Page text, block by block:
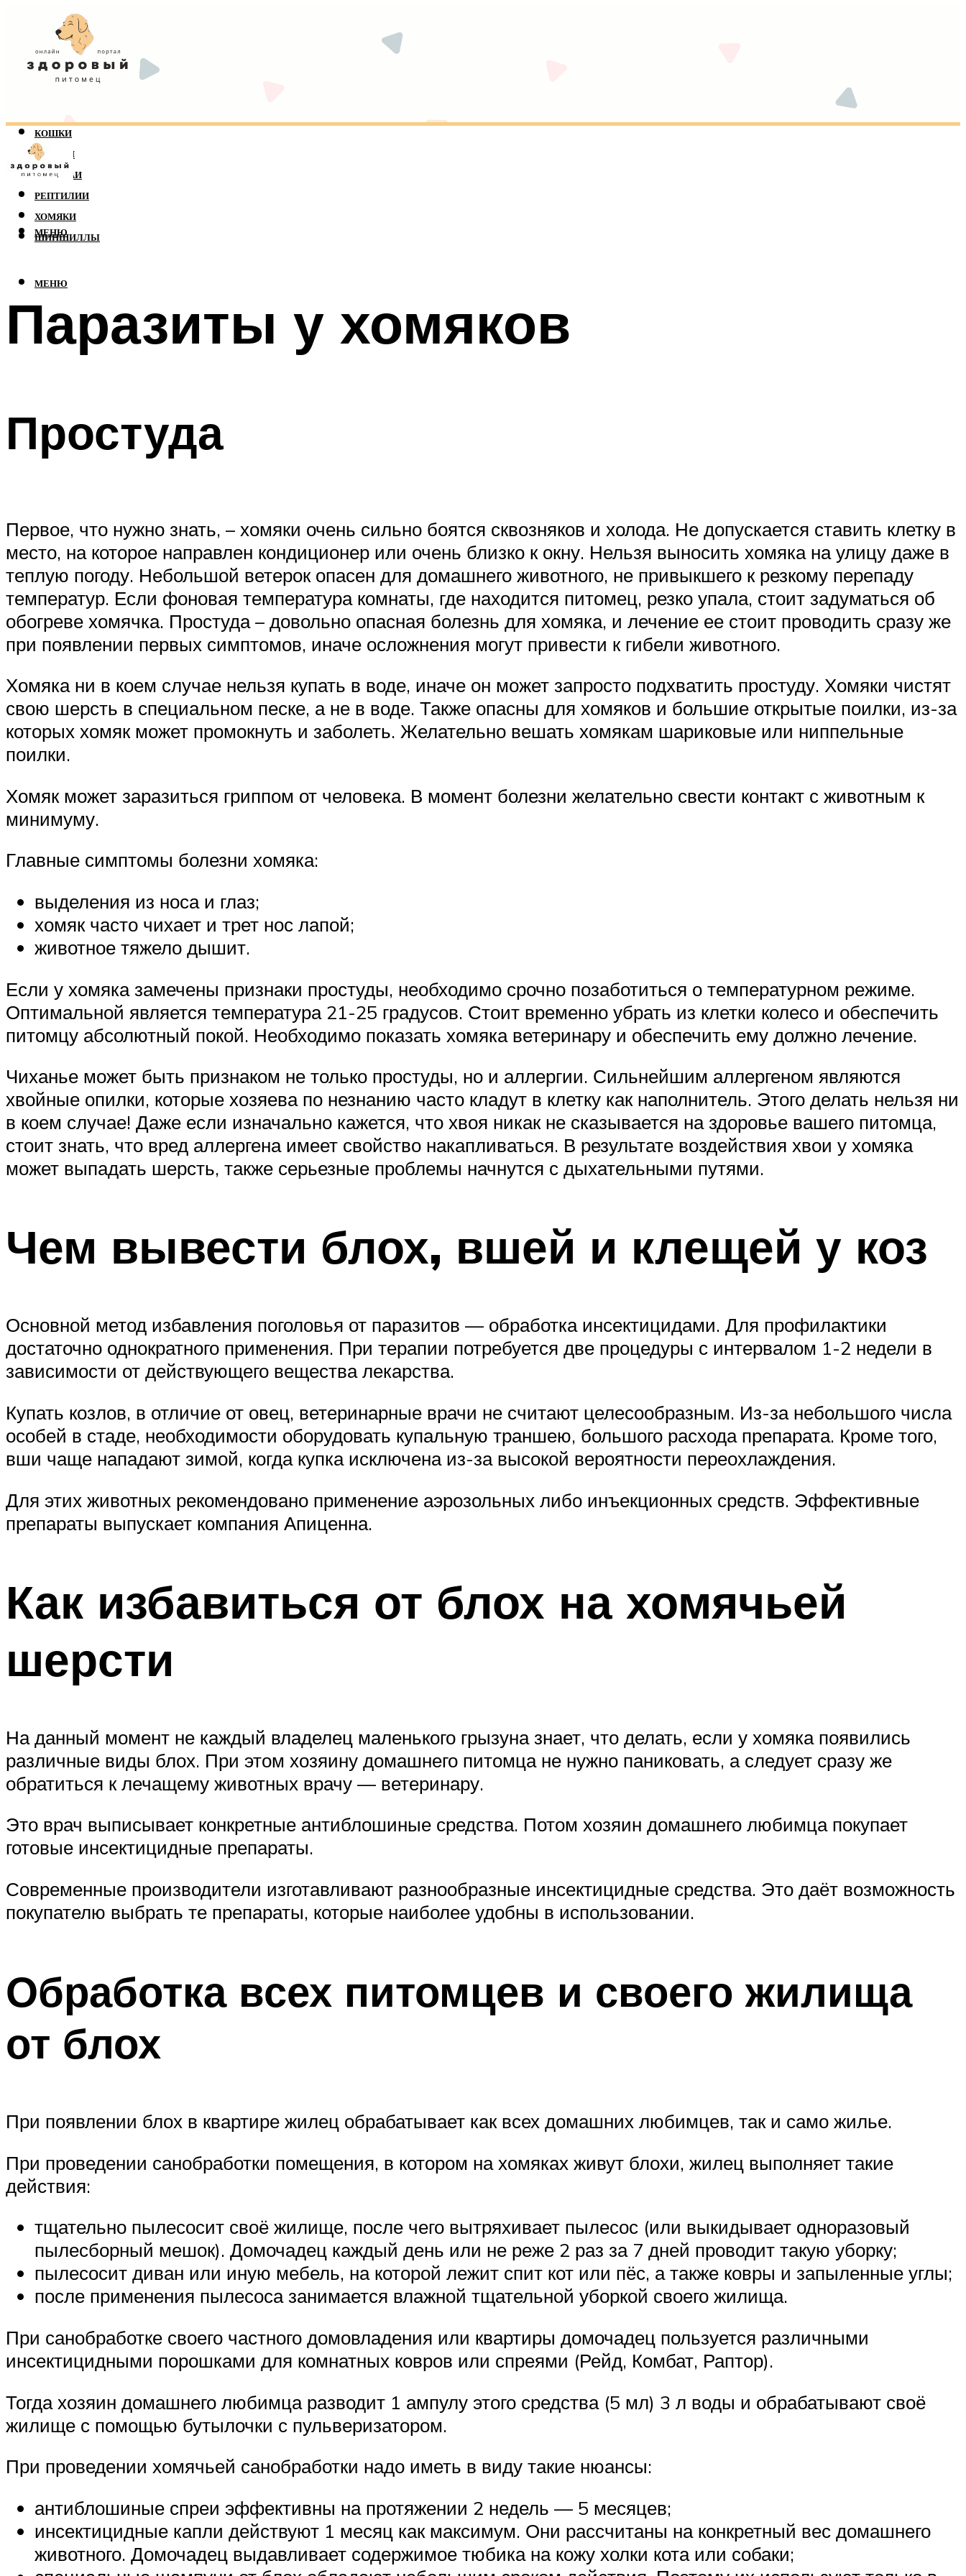
КОШКИ
СОБАКИ
ПОПУГАИ
РЕПТИЛИИ
ХОМЯКИ
ШИНШИЛЛЫ
МЕНЮ
МЕНЮ
Паразиты у хомяков
Простуда
Первое, что нужно знать, – хомяки очень сильно боятся сквозняков и холода. Не допускается ставить клетку в
место, на которое направлен кондиционер или очень близко к окну. Нельзя выносить хомяка на улицу даже в
теплую погоду. Небольшой ветерок опасен для домашнего животного, не привыкшего к резкому перепаду
температур. Если фоновая температура комнаты, где находится питомец, резко упала, стоит задуматься об
обогреве хомячка. Простуда – довольно опасная болезнь для хомяка, и лечение ее стоит проводить сразу же
при появлении первых симптомов, иначе осложнения могут привести к гибели животного.
Хомяка ни в коем случае нельзя купать в воде, иначе он может запросто подхватить простуду. Хомяки чистят
свою шерсть в специальном песке, а не в воде. Также опасны для хомяков и большие открытые поилки, из-за
которых хомяк может промокнуть и заболеть. Желательно вешать хомякам шариковые или ниппельные
поилки.
Хомяк может заразиться гриппом от человека. В момент болезни желательно свести контакт с животным к
минимуму.
Главные симптомы болезни хомяка:
выделения из носа и глаз;
хомяк часто чихает и трет нос лапой;
животное тяжело дышит.
Если у хомяка замечены признаки простуды, необходимо срочно позаботиться о температурном режиме.
Оптимальной является температура 21-25 градусов. Стоит временно убрать из клетки колесо и обеспечить
питомцу абсолютный покой. Необходимо показать хомяка ветеринару и обеспечить ему должно лечение.
Чиханье может быть признаком не только простуды, но и аллергии. Сильнейшим аллергеном являются
хвойные опилки, которые хозяева по незнанию часто кладут в клетку как наполнитель. Этого делать нельзя ни
в коем случае! Даже если изначально кажется, что хвоя никак не сказывается на здоровье вашего питомца,
стоит знать, что вред аллергена имеет свойство накапливаться. В результате воздействия хвои у хомяка
может выпадать шерсть, также серьезные проблемы начнутся с дыхательными путями.
Чем вывести блох, вшей и клещей у коз
Основной метод избавления поголовья от паразитов — обработка инсектицидами. Для профилактики
достаточно однократного применения. При терапии потребуется две процедуры с интервалом 1-2 недели в
зависимости от действующего вещества лекарства.
Купать козлов, в отличие от овец, ветеринарные врачи не считают целесообразным. Из-за небольшого числа
особей в стаде, необходимости оборудовать купальную траншею, большого расхода препарата. Кроме того,
вши чаще нападают зимой, когда купка исключена из-за высокой вероятности переохлаждения.
Для этих животных рекомендовано применение аэрозольных либо инъекционных средств. Эффективные
препараты выпускает компания Апиценна.
Как избавиться от блох на хомячьей
шерсти
На данный момент не каждый владелец маленького грызуна знает, что делать, если у хомяка появились
различные виды блох. При этом хозяину домашнего питомца не нужно паниковать, а следует сразу же
обратиться к лечащему животных врачу — ветеринару.
Это врач выписывает конкретные антиблошиные средства. Потом хозяин домашнего любимца покупает
готовые инсектицидные препараты.
Современные производители изготавливают разнообразные инсектицидные средства. Это даёт возможность
покупателю выбрать те препараты, которые наиболее удобны в использовании.
Обработка всех питомцев и своего жилища
от блох
При появлении блох в квартире жилец обрабатывает как всех домашних любимцев, так и само жилье.
При проведении санобработки помещения, в котором на хомяках живут блохи, жилец выполняет такие
действия:
тщательно пылесосит своё жилище, после чего вытряхивает пылесос (или выкидывает одноразовый
пылесборный мешок). Домочадец каждый день или не реже 2 раз за 7 дней проводит такую уборку;
пылесосит диван или иную мебель, на которой лежит спит кот или пёс, а также ковры и запыленные углы;
после применения пылесоса занимается влажной тщательной уборкой своего жилища.
При санобработке своего частного домовладения или квартиры домочадец пользуется различными
инсектицидными порошками для комнатных ковров или спреями (Рейд, Комбат, Раптор).
Тогда хозяин домашнего любимца разводит 1 ампулу этого средства (5 мл) 3 л воды и обрабатывают своё
жилище с помощью бутылочки с пульверизатором.
При проведении хомячьей санобработки надо иметь в виду такие нюансы:
антиблошиные спреи эффективны на протяжении 2 недель — 5 месяцев;
инсектицидные капли действуют 1 месяц как максимум. Они рассчитаны на конкретный вес домашнего
животного. Домочадец выдавливает содержимое тюбика на кожу холки кота или собаки;